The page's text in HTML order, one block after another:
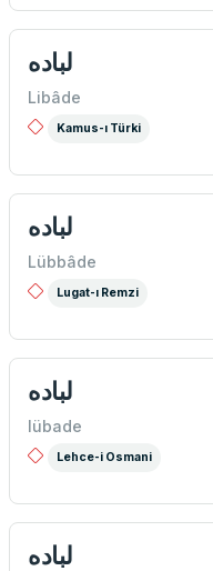
لباده
Libâde
Kamus-ı Türki
لباده
Lübbâde
Lugat-ı Remzi
لباده
lübade
Lehce-i Osmani
لباده